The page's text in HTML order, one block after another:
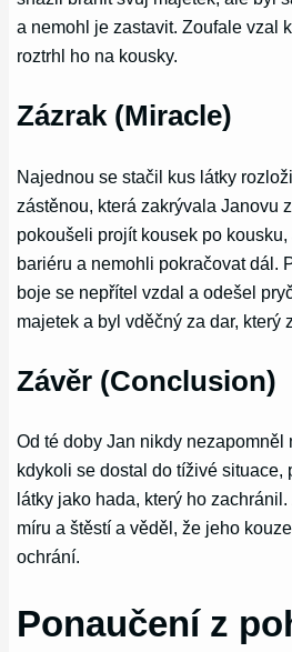
a nemohl je zastavit. Zoufale vzal
roztrhl ho na kousky.
Zázrak (Miracle)
Najednou se stačil kus látky
zástěnou, která zakrývala Janovu
pokoušeli projít kousek po
bariéru a nemohli pokračovat dál.
boje se nepřítel vzdal a odešel
majetek a byl vděčný za dar, který
Závěr (Conclusion)
Od té doby Jan nikdy nezapomněl
kdykoli se dostal do tíživé situace,
látky jako hada, který ho
míru a štěstí a věděl, že jeho
ochrání.
Ponaučení z